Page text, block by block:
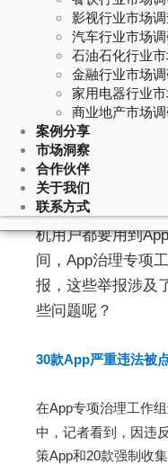
影视行业市场
汽车行业市场
石油石化行业
金融行业市场
家用电器行业
商业地产市场
案例分享
市场洞察
合作伙伴
关于我们
联系方式
每周质量报
密……你的手机
App是手机应用软
机用户都要用到
间，App治理专项
报，这些举报涉及
些问题呢？
30款App严重违法被
在App专项治理工作
中，记者看到，因违
策App和20款强制收